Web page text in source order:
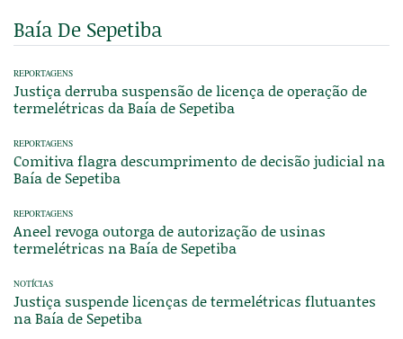
Baía De Sepetiba
REPORTAGENS
Justiça derruba suspensão de licença de operação de
termelétricas da Baía de Sepetiba
REPORTAGENS
Comitiva flagra descumprimento de decisão judicial na
Baía de Sepetiba
REPORTAGENS
Aneel revoga outorga de autorização de usinas
termelétricas na Baía de Sepetiba
NOTÍCIAS
Justiça suspende licenças de termelétricas flutuantes
na Baía de Sepetiba